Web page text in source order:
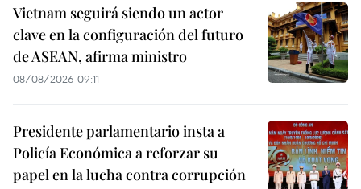
Vietnam seguirá siendo un actor
clave en la configuración del futuro
de ASEAN, afirma ministro
08/08/2026 09:11
Presidente parlamentario insta a
Policía Económica a reforzar su
papel en la lucha contra corrupción